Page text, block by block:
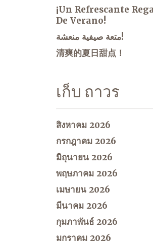
¡Un Refrescante
De Verano!
متعة صيفية منعشة!
清爽的夏日甜点！
เก็บ ถาวร
สิงหาคม 2026
กรกฎาคม 2026
มิถุนายน 2026
พฤษภาคม 2026
เมษายน 2026
มีนาคม 2026
กุมภาพันธ์ 2026
มกราคม 2026